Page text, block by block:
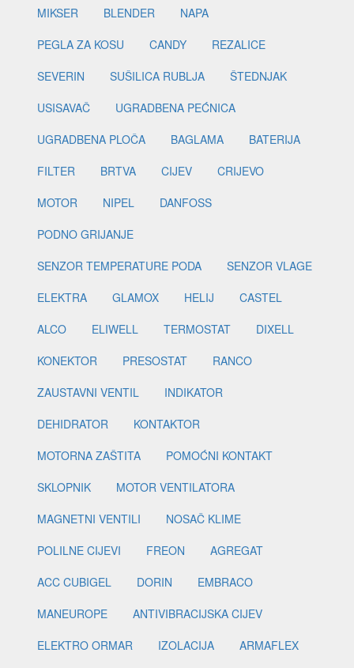
MIKSER
BLENDER
NAPA
PEGLA ZA KOSU
CANDY
REZALICE
SEVERIN
SUŠILICA RUBLJA
ŠTEDNJAK
USISAVAČ
UGRADBENA PEĆNICA
UGRADBENA PLOČA
BAGLAMA
BATERIJA
FILTER
BRTVA CIJEV
CRIJEVO
MOTOR
NIPEL
DANFOSS
PODNO GRIJANJE
SENZOR TEMPERATURE PODA
SENZOR VLAGE
ELEKTRA
GLAMOX HELIJ
CASTEL
ALCO
ELIWELL TERMOSTAT
DIXELL
KONEKTOR
PRESOSTAT
RANCO
ZAUSTAVNI VENTIL
INDIKATOR
DEHIDRATOR
KONTAKTOR
MOTORNA ZAŠTITA
POMOĆNI KONTAKT
SKLOPNIK
MOTOR VENTILATORA
MAGNETNI VENTILI
NOSAČ KLIME
POLILNE CIJEVI
FREON
AGREGAT
ACC CUBIGEL
DORIN
EMBRACO
MANEUROPE
ANTIVIBRACIJSKA CIJEV
ELEKTRO ORMAR
IZOLACIJA
ARMAFLEX